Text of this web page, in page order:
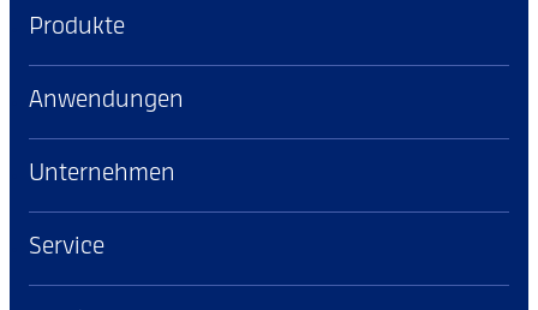
Produkte
Anwendungen
Unternehmen
Service